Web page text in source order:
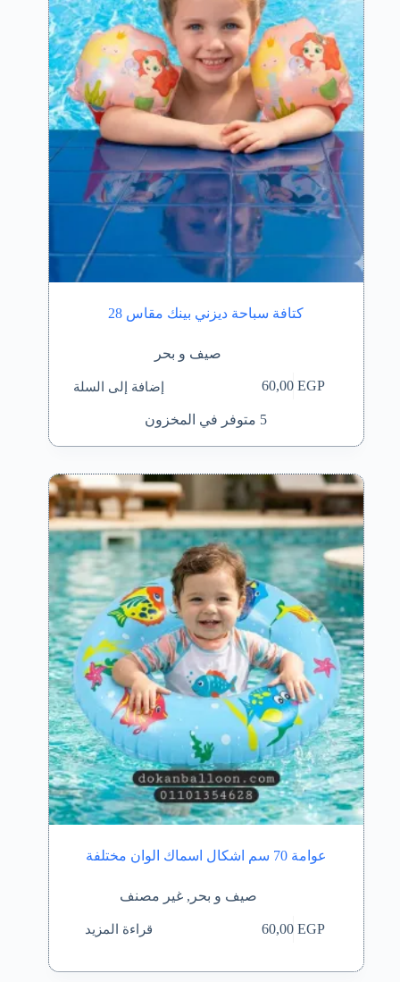
كتافة سباحة ديزني بينك مقاس 28
صيف و بحر
60,00EGP إضافة إلى السلة
5 متوفر في المخزون
عوامة 70 سم اشكال اسماك الوان مختلفة
صيف و بحر ,غير مصنف
60,00EGP قراءة المزيد